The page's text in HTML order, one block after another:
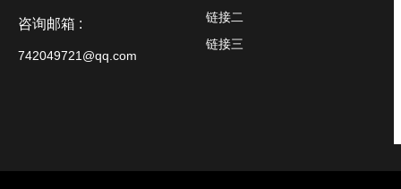
咨询邮箱 :
742049721@qq.com
链接二
链接三